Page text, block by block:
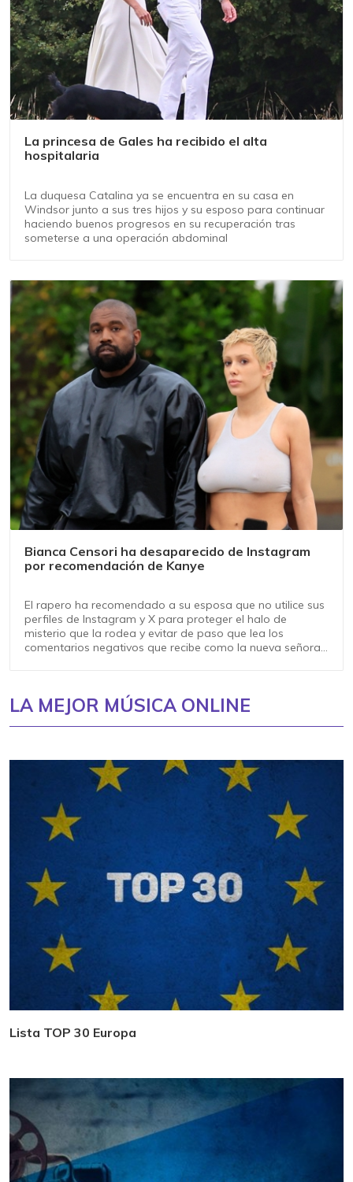
La princesa de Gales ha recibido el alta
hospitalaria
La duquesa Catalina ya se encuentra en su casa en
Windsor junto a sus tres hijos y su esposo para continuar
haciendo buenos progresos en su recuperación tras
someterse a una operación abdominal
Bianca Censori ha desaparecido de Instagram
por recomendación de Kanye
El rapero ha recomendado a su esposa que no utilice sus
perfiles de Instagram y X para proteger el halo de
misterio que la rodea y evitar de paso que lea los
comentarios negativos que recibe como la nueva señora
LA MEJOR MÚSICA ONLINE
Lista TOP 30 Europa